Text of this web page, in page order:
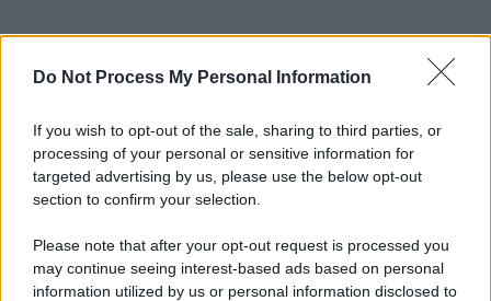
Do Not Process My Personal Information
If you wish to opt-out of the sale, sharing to third parties, or
processing of your personal or sensitive information for
targeted advertising by us, please use the below opt-out
section to confirm your selection.
Please note that after your opt-out request is processed you
may continue seeing interest-based ads based on personal
information utilized by us or personal information disclosed to